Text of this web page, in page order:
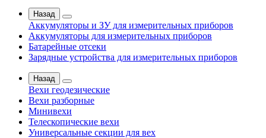
Назад
Аккумуляторы и ЗУ для измерительных приборов
Аккумуляторы для измерительных приборов
Батарейные отсеки
Зарядные устройства для измерительных приборов
Назад
Вехи геодезические
Вехи разборные
Минивехи
Телескопические вехи
Универсальные секции для вех